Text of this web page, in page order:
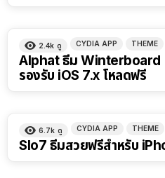
2.4k ดู CYDIA APP THEME
Alphat ธีม Winterboard
รองรับ iOS 7.x โหลดฟรี
6.7k ดู CYDIA APP THEME
Slo7 ธีมสวยฟรีสำหรับ